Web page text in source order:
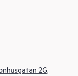
2G,